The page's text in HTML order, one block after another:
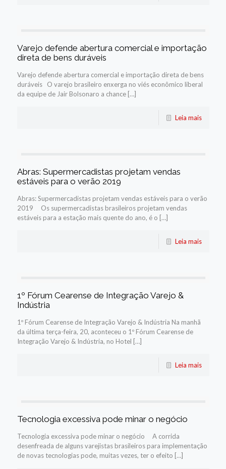
Varejo defende abertura comercial e importação
direta de bens duráveis
Varejo defende abertura comercial e importação direta de bens
duráveis O varejo brasileiro enxerga no viés econômico liberal
da equipe de Jair Bolsonaro a chance […]
Leia mais
Abras: Supermercadistas projetam vendas
estáveis para o verão 2019
Abras: Supermercadistas projetam vendas estáveis para o verão
2019 Os supermercadistas brasileiros projetam vendas
estáveis para a estação mais quente do ano, é o […]
Leia mais
1º Fórum Cearense de Integração Varejo &
Indústria
1º Fórum Cearense de Integração Varejo & Indústria Na manhã
da última terça-feira, 20, aconteceu o 1º Fórum Cearense de
Integração Varejo & Indústria, no Hotel […]
Leia mais
Tecnologia excessiva pode minar o negócio
Tecnologia excessiva pode minar o negócio A corrida
desenfreada de alguns varejistas brasileiros para implementação
de novas tecnologias pode, muitas vezes, ter o efeito […]